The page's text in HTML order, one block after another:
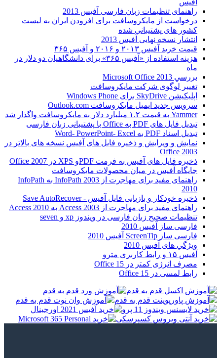
آفیس
راهنمای تنظیمات زبان فارسی آفیس 2013
درخواست از مایکروسافت برای افزودن ایران به لیست
کشور های پشتیبانی شده
انتشار نسخه نهایی آفیس 2013
قیمت خرید آفیس ۲۰۱۳ و ۲۰۱۶ و آفیس ۳۶۵
هزینه استفاده از «آفیس ۳۶۵» برای دانشگاهیان دو دلار در
ماه
بررسي Microsoft Office 2013
تغییر لوگوی شرکت مایکروسافت
اپلیکیشن SkyDrive برای Windows Phone
سرویس جدید ایمیل مایکروسافت Outlook.com
Yammer به قیمت ۱.۲ میلیارد دلار به مایکروسافت واگذار شد
تبدیل فایل های PDF به Office با پشتیبانی زبان فارسی
تبدیل اسناد PDF به Word- PowerPoint- Excel
نمایش و ویرایش و ذخیره فایل های آفیس نسخه های بالاتر در
Office 2003
ذخیره فایل های آفیس به فرمت PDFو XPS در Office 2007
جایگاه آفیس در میان محصولات مایکروسافت
راهنمای مفید برای مهاجرت از InfoPath 2003 به InfoPath
2010
ذخیره خودکار و بازیابی فایل آفیس - Save AutoRecover
راهنمای مفید برای مهاجرت از Access 2003 به Access 2010
تنظیمات صحیح زبان فارسی در ویندوز xp و seven
فارسی ساز آفیس 2010
فارسی ساز ScreenTip آفیس 2010
ويژگي های آفيس 2010
آفیس ۱۵ و رابط کاربری مترو
مصرف انرژی کمتر در Office 15
رابط لمسی در Office 15